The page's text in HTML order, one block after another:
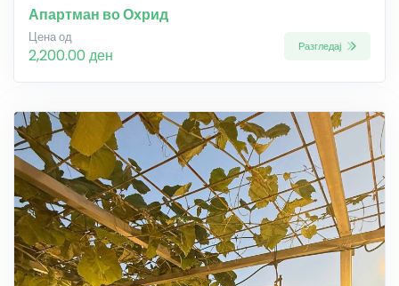
Апартман во Охрид
Цена од
2,200.00 ден Разгледај